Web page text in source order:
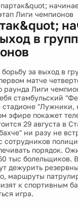
Лиги чемпионов
в
за выход в
матче
раунда Лиги
стамбульский
стадионе "Лужники,
эфире покажет
29 августа в
ни разу не
сотрудников
порядок.
тыс болельщиков.
дежурить
маршруты
к спортивным
игра.